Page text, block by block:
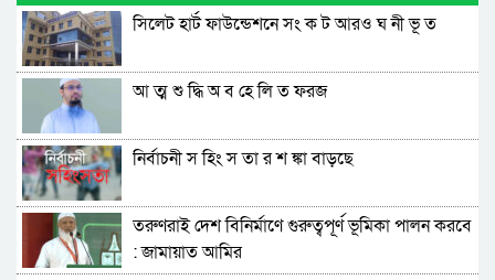
সিলেট হার্ট ফাউন্ডেশনে সং ক ট আরও ঘ নী ভূ ত
আ ত্ম শু দ্ধি অ ব হে লি ত ফরজ
নির্বাচনী স হিং স তা র শ ঙ্কা বাড়ছে
তরুণরাই দেশ বিনির্মাণে গুরুত্বপূর্ণ ভূমিকা পালন করবে
: জামায়াত আমির